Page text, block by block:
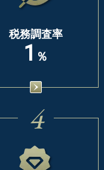
税務調査率
1 ％
4